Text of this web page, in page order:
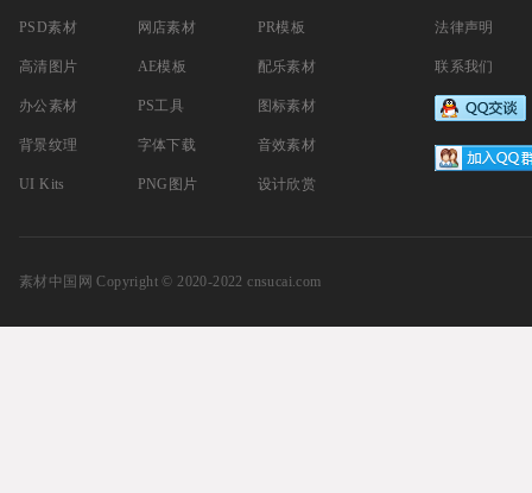
PSD素材
高清图片
办公素材
背景纹理
UI Kits
网店素材
AE模板
PS工具
字体下载
PNG图片
PR模板
配乐素材
图标素材
音效素材
设计欣赏
法律声明
联系我们
素材中国网 Copyright © 2020-2022 cnsucai.com